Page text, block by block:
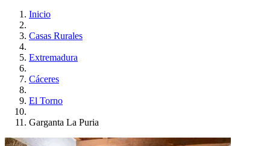
Inicio
Casas Rurales
Extremadura
Cáceres
El Torno
Garganta La Puria